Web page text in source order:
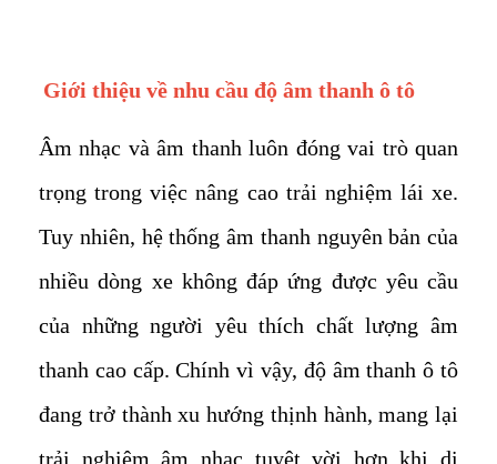
Giới thiệu về nhu cầu độ âm thanh ô tô
Âm nhạc và âm thanh luôn đóng vai trò quan
trọng trong việc nâng cao trải nghiệm lái xe.
Tuy nhiên, hệ thống âm thanh nguyên bản của
nhiều dòng xe không đáp ứng được yêu cầu
của những người yêu thích chất lượng âm
thanh cao cấp. Chính vì vậy, độ âm thanh ô tô
đang trở thành xu hướng thịnh hành, mang lại
trải nghiệm âm nhạc tuyệt vời hơn khi di